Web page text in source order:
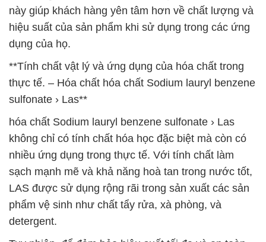
này giúp khách hàng yên tâm hơn về chất lượng và
hiệu suất của sản phẩm khi sử dụng trong các ứng
dụng của họ.
**Tính chất vật lý và ứng dụng của hóa chất trong
thực tế. – Hóa chất hóa chất Sodium lauryl benzene
sulfonate › Las**
hóa chất Sodium lauryl benzene sulfonate › Las
không chỉ có tính chất hóa học đặc biệt mà còn có
nhiều ứng dụng trong thực tế. Với tính chất làm
sạch mạnh mẽ và khả năng hoà tan trong nước tốt,
LAS được sử dụng rộng rãi trong sản xuất các sản
phẩm vệ sinh như chất tẩy rửa, xà phòng, và
detergent.